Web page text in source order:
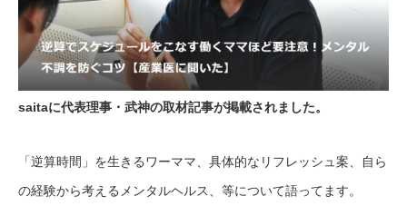
saitaに代表理事・武神の取材記事が掲載されました。
「逆算時間」を生きるワーママ、具体的なリフレッシュ案、自ら
の経験から考えるメンタルヘルス、等について語ってます。